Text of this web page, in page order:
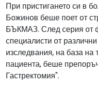
При пристигането си в
Божинов беше поет от
БЪКМАЗ. След серия от
специалисти от
изследвания, на база на
пациента, беше
Гастректомия".